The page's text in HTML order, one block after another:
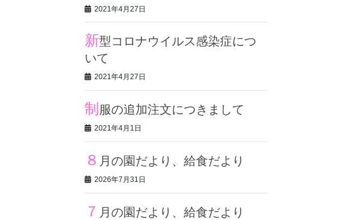
2021年4月27日
新型コロナウイルス感染症につ
いて
2021年4月27日
制 服の追加注文につきまして
2021年4月1日
８ 月の園だより、給食だより
2026年7月31日
７ 月の園だより、給食だより